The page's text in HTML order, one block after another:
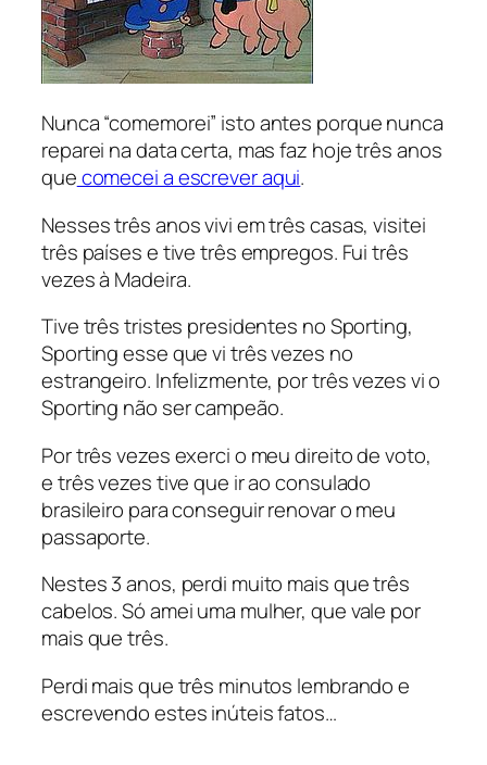
Nunca “comemorei” isto antes porque nunca
reparei na data certa, mas faz hoje três anos
quecomecei a escrever aqui.
Nesses três anos vivi em três casas, visitei
três países e tive três empregos. Fui três
vezes à Madeira.
Tive três tristes presidentes no Sporting,
Sporting esse que vi três vezes no
estrangeiro. Infelizmente, por três vezes vi o
Sporting não ser campeão.
Por três vezes exerci o meu direito de voto,
e três vezes tive que ir ao consulado
brasileiro para conseguir renovar o meu
passaporte.
Nestes 3 anos, perdi muito mais que três
cabelos. Só amei uma mulher, que vale por
mais que três.
Perdi mais que três minutos lembrando e
escrevendo estes inúteis fatos…